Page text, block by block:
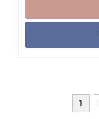
1